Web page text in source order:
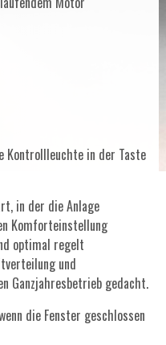
Kontrollleuchte in der Taste
in der die Anlage
Komforteinstellung
optimal regelt
und
Ganzjahresbetrieb gedacht.
die Fenster geschlossen